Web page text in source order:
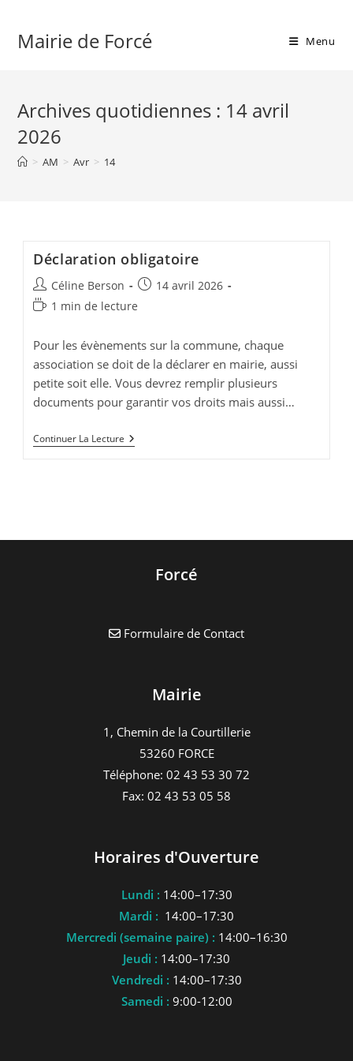
contentMairie de Forcé Menu
Archives quotidiennes : 14 avril
2026
> AM > Avr > 14
Déclaration obligatoire
Auteur/autrice
de
Céline Berson
Publication
14 avril 2026
Temps
lecture :
1 min de lecture
Pour les évènements sur la commune, chaque
association se doit de la déclarer en mairie, aussi
petite soit elle. Vous devrez remplir plusieurs
documents pour garantir vos droits mais aussi…
Continuer La Lecture Déclaration
Obligatoire
Forcé
Formulaire de Contact
Mairie
1, Chemin de la Courtillerie
53260 FORCE
Téléphone: 02 43 53 30 72
Fax: 02 43 53 05 58
Horaires d'Ouverture
Lundi : 14:00–17:30
Mardi : 14:00–17:30
Mercredi (semaine paire) : 14:00–16:30
Jeudi : 14:00–17:30
Vendredi : 14:00–17:30
Samedi : 9:00-12:00